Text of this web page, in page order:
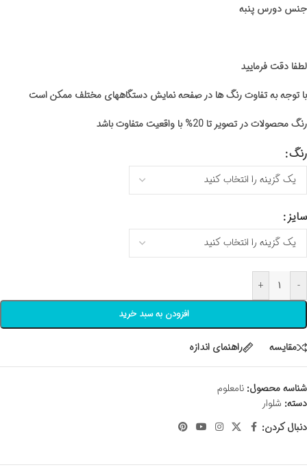
جنس دورس پنبه
لطفا دقت فرمایید
با توجه به تفاوت رنگ ها در صفحه نمایش دستگاههای مختلف ممکن است
رنگ محصولات در تصویر تا 20% با واقعیت متفاوت باشد
رنگ
سایز
-
+
افزودن به سبد خرید
مقايسه راهنمای اندازه
شناسه محصول: نامعلوم
دسته: شلوار
دنبال کردن: